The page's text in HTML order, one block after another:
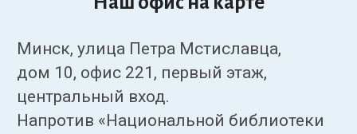
Минск, улица Петра Мстиславца,
дом 10, офис 221, первый этаж,
центральный вход.
Напротив «Национальной библиотеки